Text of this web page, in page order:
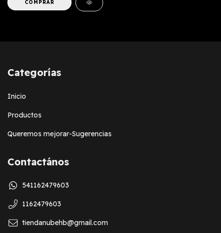
Categorías
Inicio
Productos
Queremos mejorar-Sugerencias
Contactános
541162479603
1162479603
tiendanubehb@gmail.com